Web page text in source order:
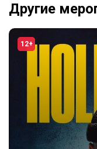
Другие
12+